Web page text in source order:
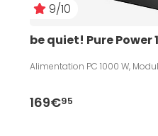
9/10
be quiet! Pure Power
Alimentation PC 1000 W,
169€95